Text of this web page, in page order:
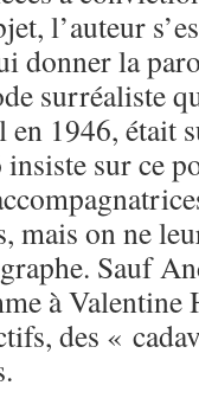
l’auteur
donner la
surréaliste
en 1946, était
sur ce
mais on ne
Sauf
à Valentine
des «